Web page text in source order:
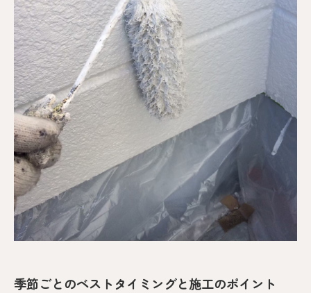
季節ごとのベストタイミングと施工のポイント